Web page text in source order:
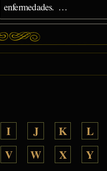
enfermedades. …
I J K L
V W X Y